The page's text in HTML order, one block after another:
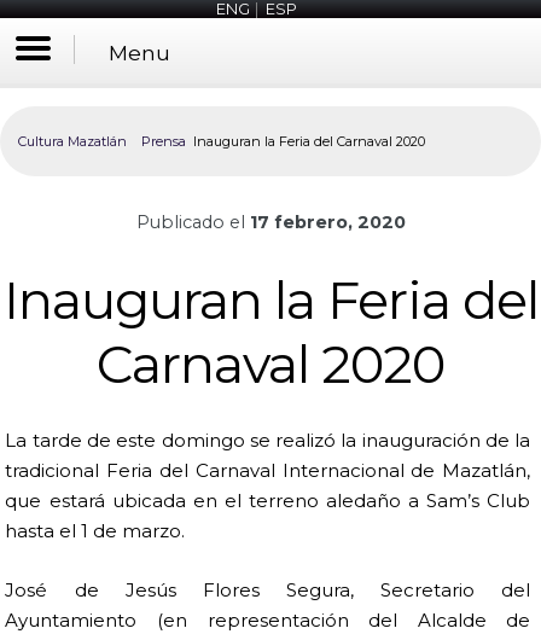
ENG|ESP
Menu
Cultura Mazatlán Prensa Inauguran la Feria del Carnaval 2020
Publicado el 17 febrero, 2020
Inauguran la Feria del
Carnaval 2020
La tarde de este domingo se realizó la inauguración de la
tradicional Feria del Carnaval Internacional de Mazatlán,
que estará ubicada en el terreno aledaño a Sam’s Club
hasta el 1 de marzo.
José de Jesús Flores Segura, Secretario del
Ayuntamiento (en representación del Alcalde de